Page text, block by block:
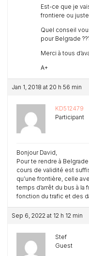
Est-ce que je
frontiere ou
Quel conseil
pour Belgrade
Merci à tous
A+
Jan 1, 2018 at 20 h 56 min
KD512479
Participant
Bonjour David,
Pour te rendre à
cours de validité est
qu’une frontière, celle
temps d’arrêt du bus à
fonction du trafic et des
Sep 6, 2022 at 12 h 12 min
Stef
Guest